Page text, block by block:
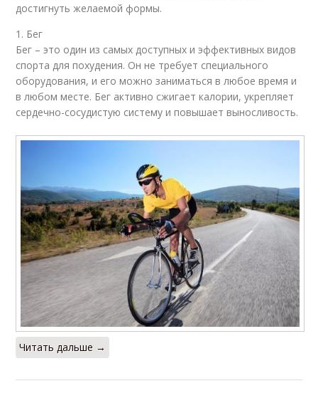
достигнуть желаемой формы.
1. Бег
Бег – это один из самых доступных и эффективных видов
спорта для похудения. Он не требует специального
оборудования, и его можно заниматься в любое время и
в любом месте. Бег активно сжигает калории, укрепляет
сердечно-сосудистую систему и повышает выносливость.
Читать дальше →